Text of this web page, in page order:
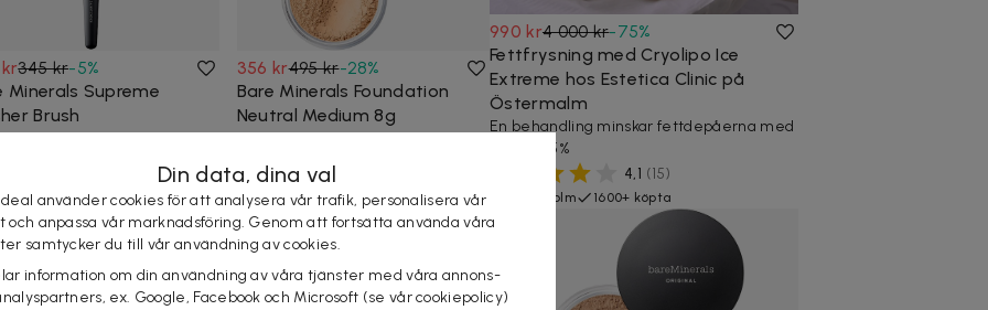
345 kr-5%
Minerals Supreme
Brush
Minerals Supreme Finisher
är en stor och fluffig
borste av syntetisk...
leverans
356 kr495 kr-28%
Bare Minerals Foundation
Neutral Medium 8g
Bare Minerals Foundation Medium
ger en fantastisk lyster....
Snabb leverans
990 kr4 000 kr-75%
Fettfrysning med Cryolipo Ice
Extreme hos Estetica Clinic på
Östermalm
En behandling minskar fettdepåerna med
upp till 25%
4,1 (15)
Stockholm 1600+ köpta
Din data, dina val
deal använder cookies för att analysera vår trafik, personalisera vår
och anpassa vår marknadsföring. Genom att fortsätta använda våra
samtycker du till vår användning av cookies.
information om din användning av våra tjänster med våra annons-
ex. Google, Facebook och Microsoft (se vår cookiepolicy)